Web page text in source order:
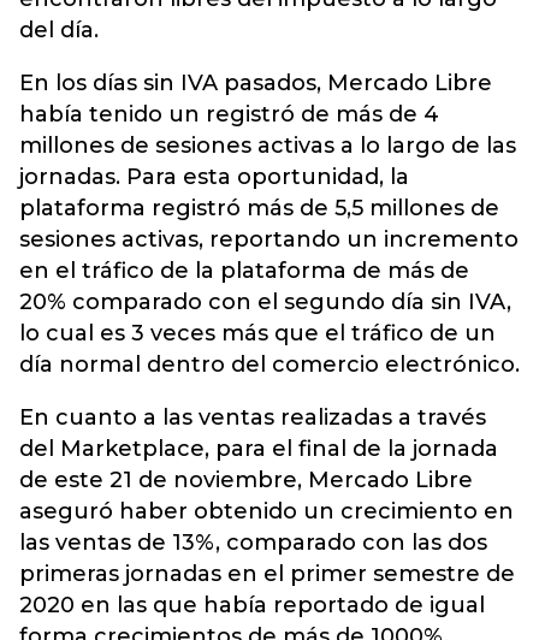
del día.
En los días sin IVA pasados, Mercado Libre
había tenido un registró de más de 4
millones de sesiones activas a lo largo de las
jornadas. Para esta oportunidad, la
plataforma registró más de 5,5 millones de
sesiones activas, reportando un incremento
en el tráfico de la plataforma de más de
20% comparado con el segundo día sin IVA,
lo cual es 3 veces más que el tráfico de un
día normal dentro del comercio electrónico.
En cuanto a las ventas realizadas a través
del Marketplace, para el final de la jornada
de este 21 de noviembre, Mercado Libre
aseguró haber obtenido un crecimiento en
las ventas de 13%, comparado con las dos
primeras jornadas en el primer semestre de
2020 en las que había reportado de igual